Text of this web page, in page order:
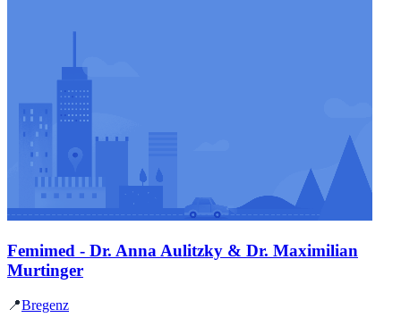
Femimed - Dr. Anna Aulitzky & Dr. Maximilian
Murtinger
📍Bregenz